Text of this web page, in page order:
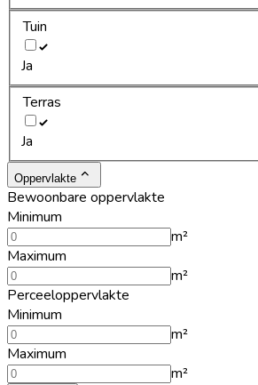
Tuin
Ja
Terras
Ja
Oppervlakte
Bewoonbare oppervlakte
Minimum
m²
Maximum
m²
Perceeloppervlakte
Minimum
m²
Maximum
m²